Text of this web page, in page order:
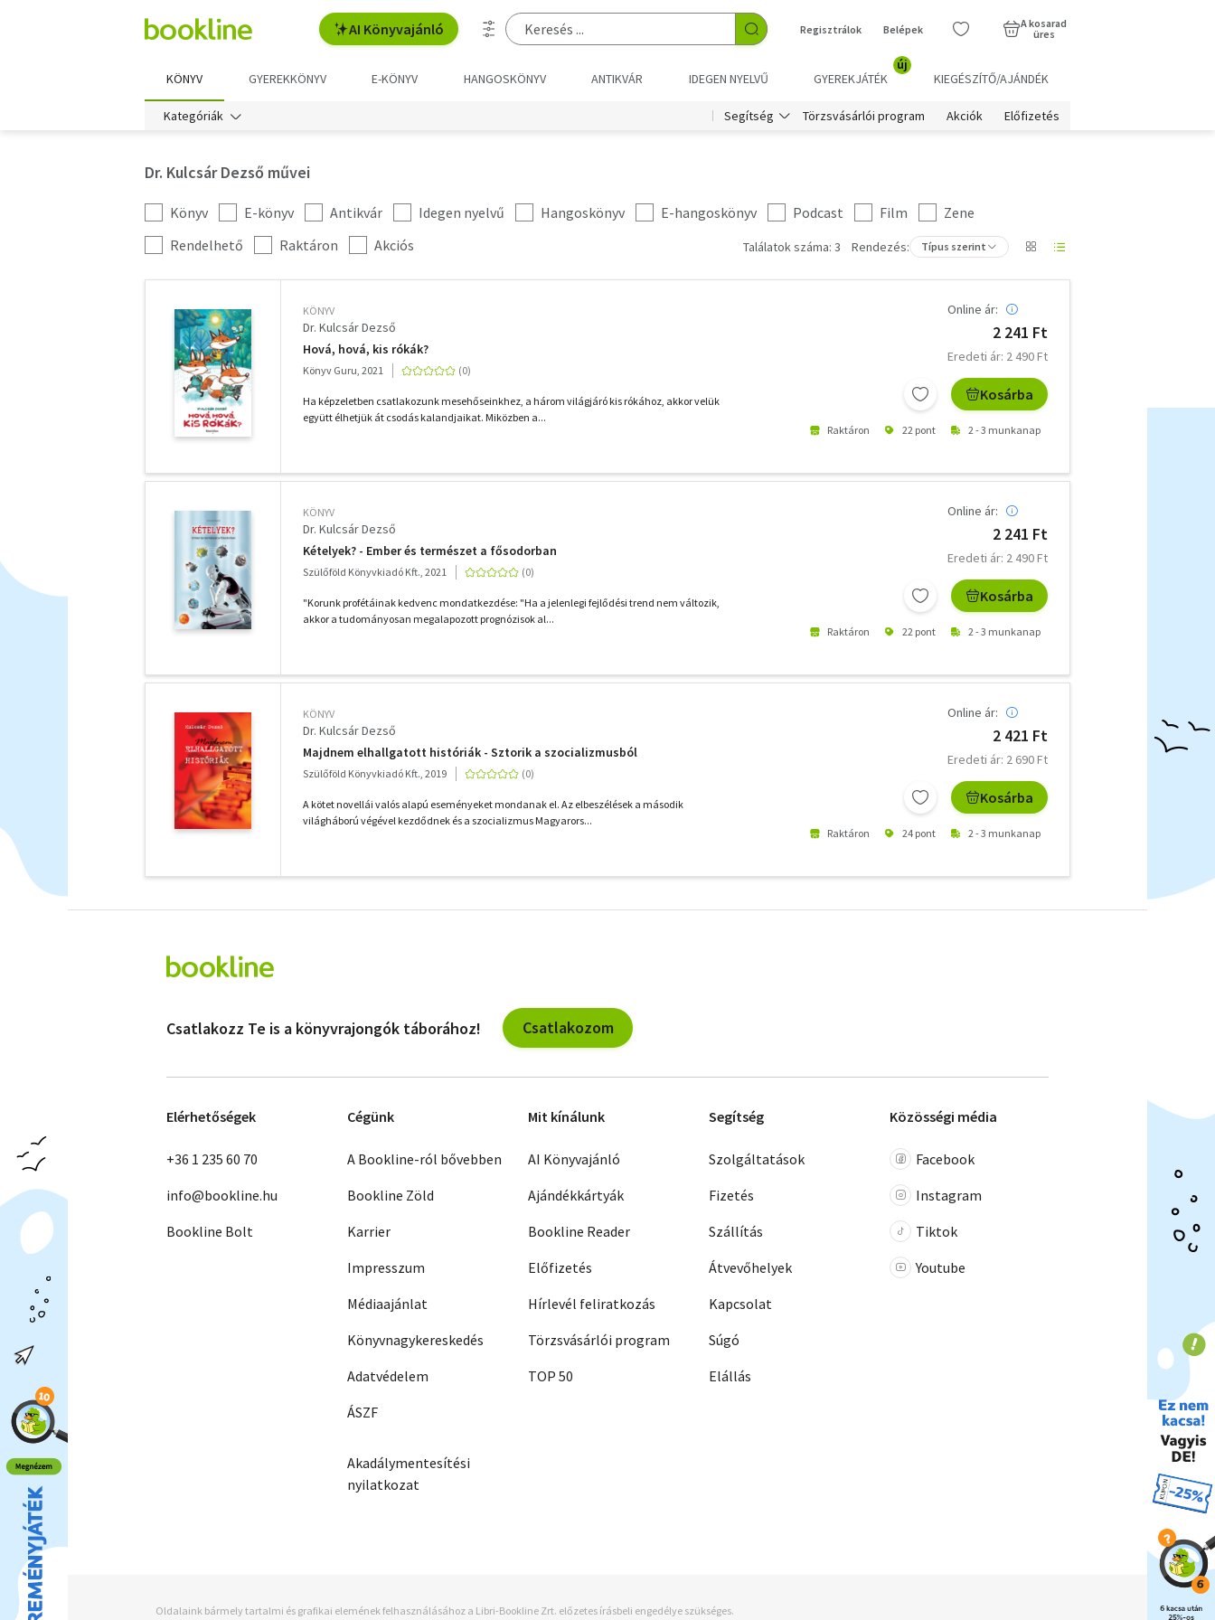
AI Könyvajánló Regisztrálok Belépek
A kosarad
üres
KÖNYV GYEREKKÖNYV E-KÖNYV HANGOSKÖNYV ANTIKVÁR IDEGEN NYELVŰ GYEREKJÁTÉK
új
KIEGÉSZÍTŐ/AJÁNDÉK
Kategóriák Segítség Törzsvásárlói program Akciók Előfizetés
Dr. Kulcsár Dezső művei
Kategória
szűrés
Könyv E-könyv Antikvár Idegen nyelvű Hangoskönyv E-hangoskönyv Podcast Film
Zene
További
szűrők
Rendelhető Raktáron Akciós Találatok száma: 3 Rendezés: Típus szerint
KÖNYV
Dr. Kulcsár Dezső
Hová, hová, kis rókák?
Könyv Guru, 2021
Ha képzeletben csatlakozunk mesehőseinkhez, a három világjáró kis rókához, akkor velük
együtt élhetjük át csodás kalandjaikat. Miközben a...
Online ár:
2 241 Ft
Eredeti ár: 2 490 Ft
Kosárba
Raktáron 22 pont 2 - 3 munkanap
KÖNYV
Dr. Kulcsár Dezső
Kételyek? - Ember és természet a fősodorban
Szülőföld Könyvkiadó Kft., 2021
"Korunk profétáinak kedvenc mondatkezdése: "Ha a jelenlegi fejlődési trend nem változik,
akkor a tudományosan megalapozott prognózisok al...
Online ár:
2 241 Ft
Eredeti ár: 2 490 Ft
Kosárba
Raktáron 22 pont 2 - 3 munkanap
KÖNYV
Dr. Kulcsár Dezső
Majdnem elhallgatott históriák - Sztorik a szocializmusból
Szülőföld Könyvkiadó Kft., 2019
A kötet novellái valós alapú eseményeket mondanak el. Az elbeszélések a második
világháború végével kezdődnek és a szocializmus Magyarors...
Online ár:
2 421 Ft
Eredeti ár: 2 690 Ft
Kosárba
Raktáron 24 pont 2 - 3 munkanap
szűrők
Csatlakozz Te is a könyvrajongók táborához! Csatlakozom
Elérhetőségek
+36 1 235 60 70
info@bookline.hu
Bookline Bolt
Cégünk
A Bookline-ról bővebben
Bookline Zöld
Karrier
Impresszum
Médiaajánlat
Könyvnagykereskedés
Adatvédelem
ÁSZF
Akadálymentesítési
nyilatkozat
Mit kínálunk
AI Könyvajánló
Ajándékkártyák
Bookline Reader
Előfizetés
Hírlevél feliratkozás
Törzsvásárlói program
TOP 50
Segítség
Szolgáltatások
Fizetés
Szállítás
Átvevőhelyek
Kapcsolat
Súgó
Elállás
Közösségi média
Facebook
Instagram
Tiktok
Youtube
Oldalaink bármely tartalmi és grafikai elemének felhasználásához a Libri-Bookline Zrt. előzetes írásbeli engedélye szükséges.